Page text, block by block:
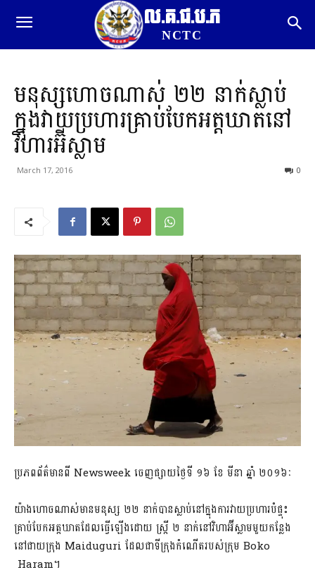
ល.គ.ជ.ប.ភ
NCTC
មនុស្សហោចណាស់ ២២ នាក់ស្លាប់
ក្នុងវាយប្រហារគ្រាប់បែកអត្តឃាតនៅ
វិហារអ៊ីស្លាម
March 17, 2016 0
ប្រភពព័ត៌មានពី​ Newsweek ចេញផ្សាយថ្ងៃទី ១៦ ខែ មីនា ឆ្នាំ ២០១៦ៈ
យ៉ាងហោចណាស់មានមនុស្ស ២២ នាក់បានស្លាប់នៅក្នុងការវាយប្រហារបំផ្ទុះ
គ្រាប់បែកអត្តឃាតដែលធ្វើឡើងដោយ ស្រ្តី ២ នាក់នៅវិហាអ៊ីស្លាមមួយកន្លែង
នៅជាយក្រុង Maiduguri ដែលជាទីក្រុងកំណើតរបស់ក្រុម Boko​
Haram។